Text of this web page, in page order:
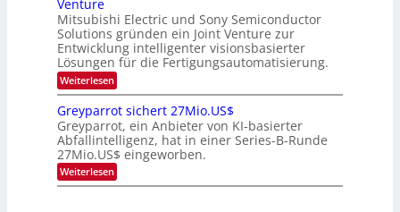
i
m
e
r
s
t
e
n
H
a
l
b
j
a
n
a
r
n
m
m
t
i
n
d
e
r
D
A
C
H
k
-
K
u
r
s
v
o
n
P
h
o
t
o
Venture
Mitsubishi Electric und Sony Semiconductor
Solutions gründen ein Joint Venture zur
Entwicklung intelligenter visionsbasierter
Lösungen für die Fertigungsautomatisierung.
Weiterlesen:
M
t
s
u
b
i
s
h
Greyparrot sichert 27Mio.US$
Greyparrot, ein Anbieter von KI-basierter
Abfallintelligenz, hat in einer Series-B-Runde
27Mio.US$ eingeworben.
Weiterlesen:
G